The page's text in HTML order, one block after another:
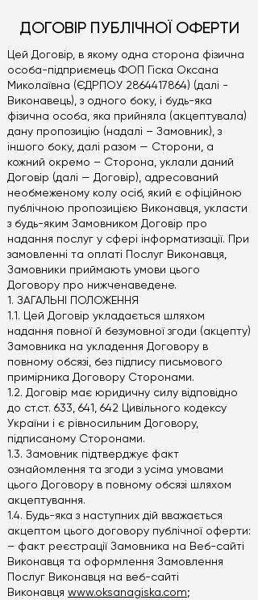
ДОГОВІР ПУБЛІЧНОЇ ОФЕРТИ
Цей Договір, в якому одна сторона фізична
особа-підприємець ФОП Гіска Оксана
Миколаївна (ЄДРПОУ 2864417864) (далі -
Виконавець), з одного боку, і будь-яка
фізична особа, яка прийняла (акцептувала)
дану пропозицію (надалі – Замовник), з
іншого боку, далі разом — Сторони, а
кожний окремо – Сторона, уклали даний
Договір (далі — Договір), адресований
необмеженому колу осіб, який є офіційною
публічною пропозицією Виконавця, укласти
з будь-яким Замовником Договір про
надання послуг у сфері інформатизації. При
замовленні та оплаті Послуг Виконавця,
Замовники приймають умови цього
Договору про нижченаведене.
1. ЗАГАЛЬНІ ПОЛОЖЕННЯ
1.1. Цей Договір укладається шляхом
надання повної й безумовної згоди (акцепту)
Замовника на укладення Договору в
повному обсязі, без підпису письмового
примірника Договору Сторонами.
1.2. Договір має юридичну силу відповідно
до ст.ст. 633, 641, 642 Цивільного кодексу
України і є рівносильним Договору,
підписаному Сторонами.
1.3. Замовник підтверджує факт
ознайомлення та згоди з усіма умовами
цього Договору в повному обсязі шляхом
акцептування.
1.4. Будь-яка з наступних дій вважається
акцептом цього договору публічної оферти:
– факт реєстрації Замовника на Веб-сайті
Виконавця та оформлення Замовлення
Послуг Виконавця на веб-сайті
Виконавця www.oksanagiska.com;